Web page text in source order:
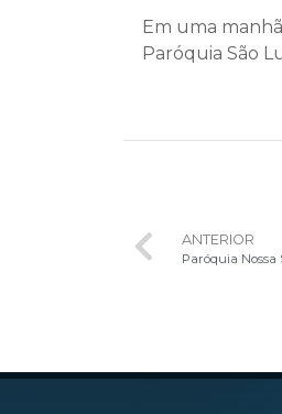
Em uma
Paróquia São
ANTERIOR